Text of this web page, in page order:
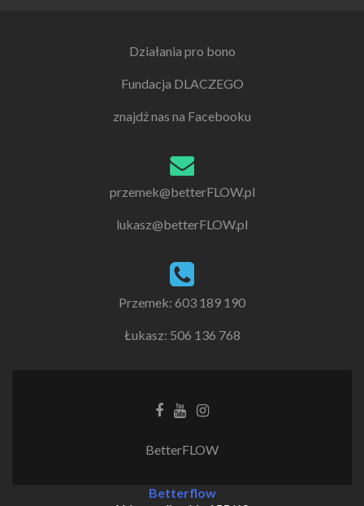
Działania pro bono
Fundacja DLACZEGO
znajdź nas na Facebooku
przemek@betterFLOW.pl
lukasz@betterFLOW.pl
Przemek: 603 189 190
Łukasz: 506 136 768
Facebook
YoutubeInstagram
BetterFLOW
Betterflow